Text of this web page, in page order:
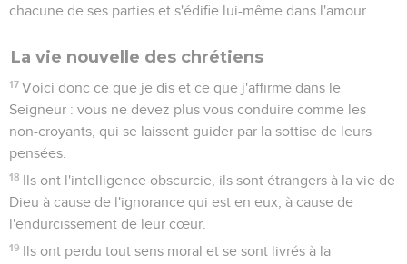
chacune de ses parties et s'édifie lui-même dans l'amour.
La vie nouvelle des chrétiens
17 Voici donc ce que je dis et ce que j'affirme dans le
Seigneur : vous ne devez plus vous conduire comme les
non-croyants, qui se laissent guider par la sottise de leurs
pensées.
18 Ils ont l'intelligence obscurcie, ils sont étrangers à la vie de
Dieu à cause de l'ignorance qui est en eux, à cause de
l'endurcissement de leur cœur.
19 Ils ont perdu tout sens moral et se sont livrés à la